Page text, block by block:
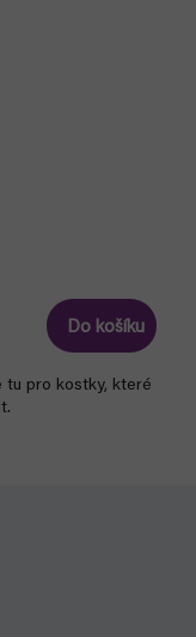
Do košíku
tu pro kostky, které